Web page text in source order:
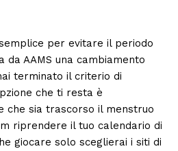
per evitare il periodo
da AAMS una cambiamento
terminato il criterio di
che ti resta è
che sia trascorso il menstruo
riprendere il tuo calendario di
giocare solo sceglierai i siti di